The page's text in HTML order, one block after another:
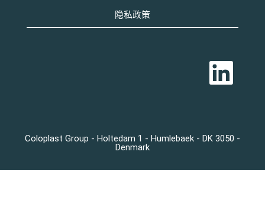
隐私政策
在
新
选
。
Coloplast Group - Holtedam 1 - Humlebaek - DK 3050 -
Denmark